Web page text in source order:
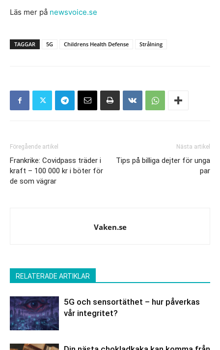
Läs mer på newsvoice.se
TAGGAR 5G Childrens Health Defense Strålning
Föregående artikel
Frankrike: Covidpass träder i
kraft – 100 000 kr i böter för
de som vägrar
Nästa artikel
Tips på billiga dejter för unga
par
Vaken.se
RELATERADE ARTIKLAR
5G och sensortäthet – hur påverkas
vår integritet?